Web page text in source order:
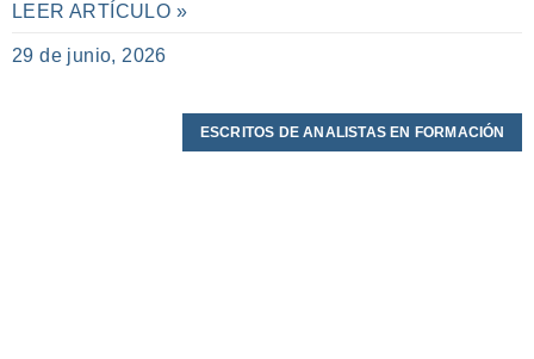
LEER ARTÍCULO »
29 de junio, 2026
ESCRITOS DE ANALISTAS EN FORMACIÓN